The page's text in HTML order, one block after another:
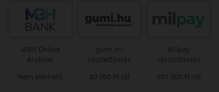
MBH Online
Áruhitel
Nem elérhető
gumi.hu
részletfizetés
80 000 Ft-tól
Milpay
részletfizetés
501 000 Ft-tól